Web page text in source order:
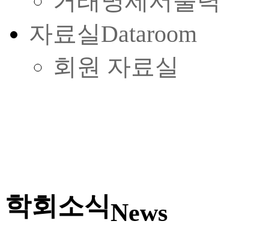
자료실Dataroom
회원 자료실
학회소식News